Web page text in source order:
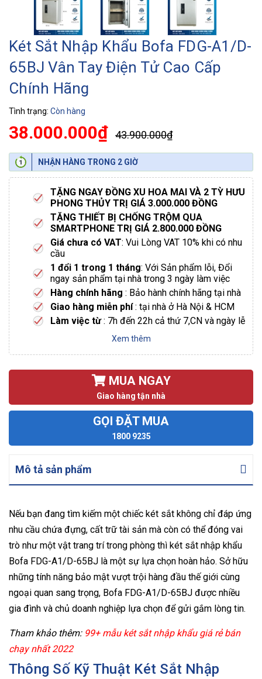
Két Sắt Nhập Khẩu Bofa FDG-A1/D-
65BJ Vân Tay Điện Tử Cao Cấp
Chính Hãng
Tình trạng: Còn hàng
38.000.000₫ 43.900.000₫
NHẬN HÀNG TRONG 2 GIỜ
TẶNG NGAY ĐỒNG XU HOA MAI VÀ 2 TỲ HƯU
PHONG THỦY TRỊ GIÁ 3.000.000 ĐỒNG
TẶNG THIẾT BỊ CHỐNG TRỘM QUA
SMARTPHONE TRỊ GIÁ 2.800.000 ĐỒNG
Giá chưa có VAT: Vui Lòng VAT 10% khi có nhu
cầu
1 đổi 1 trong 1 tháng: Với Sản phẩm lỗi, Đổi
ngay sản phẩm tại nhà trong 3 ngày làm việc
Hàng chính hãng : Bảo hành chính hãng tại nhà
Giao hàng miễn phí: tại nhà ở Hà Nội & HCM
Làm việc từ: 7h đến 22h cả thứ 7,CN và ngày lễ
Xem thêm
MUA NGAY
Giao hàng tận nhà
GỌI ĐẶT MUA
1800 9235
Mô tả sản phẩm
Nếu bạn đang tìm kiếm một chiếc két sắt không chỉ đáp ứng
nhu cầu chứa đựng, cất trữ tài sản mà còn có thể đóng vai
trò như một vật trang trí trong phòng thì két sắt nhập khẩu
Bofa FDG-A1/D-65BJ là một sự lựa chọn hoàn hảo. Sở hữu
những tính năng bảo mật vượt trội hàng đầu thế giới cùng
ngoại quan sang trọng, Bofa FDG-A1/D-65BJ được nhiều
gia đình và chủ doanh nghiệp lựa chọn để gửi gắm lòng tin.
Tham khảo thêm:99+ mẫu két sắt nhập khẩu giá rẻ bán
chạy nhất 2022
Thông Số Kỹ Thuật Két Sắt Nhập